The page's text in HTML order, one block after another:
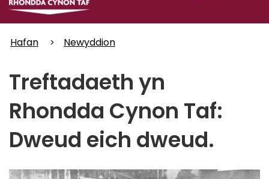
Hafan Newyddion
Treftadaeth yn
Rhondda Cynon Taf:
Dweud eich dweud.